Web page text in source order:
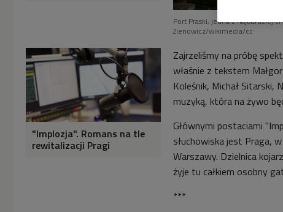
Port Praski, jedna z najbardziej
Zienowicz/wikimedia/cc
"Implozja". Romans na tle
rewitalizacji Pragi
Zajrzeliśmy na próbę
właśnie z tekstem
Koleśnik, Michał Sitarski,
muzyką, która na żywo
Głównymi postaciami
słuchowiska jest Praga,
Warszawy. Dzielnica
żyje tu całkiem osobny
***